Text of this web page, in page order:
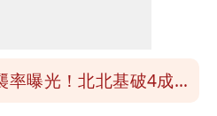
率曝光！北北基破4成